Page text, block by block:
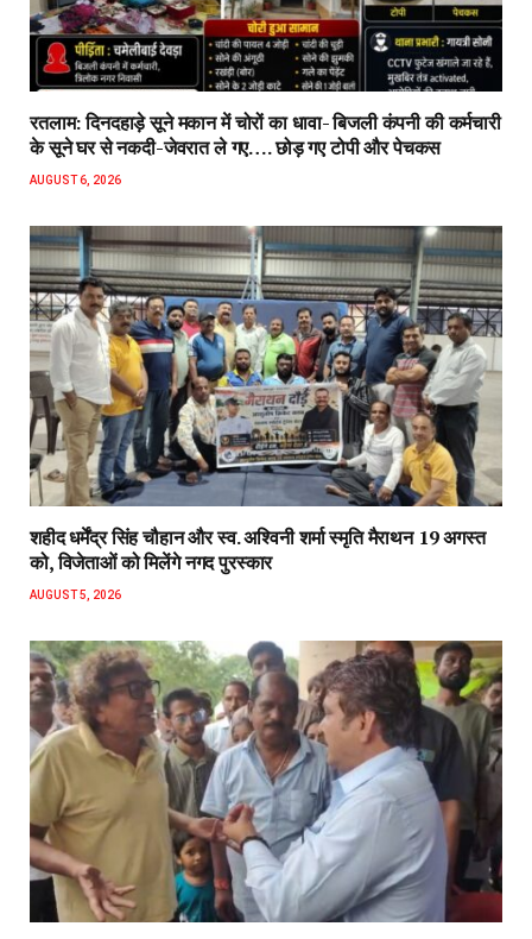
रतलाम: दिनदहाड़े सूने मकान में चोरों का धावा- बिजली कंपनी की कर्मचारी
के सूने घर से नकदी-जेवरात ले गए…. छोड़ गए टोपी और पेचकस
AUGUST 6, 2026
शहीद धर्मेंद्र सिंह चौहान और स्व. अश्विनी शर्मा स्मृति मैराथन 19 अगस्त
को, विजेताओं को मिलेंगे नगद पुरस्कार
AUGUST 5, 2026